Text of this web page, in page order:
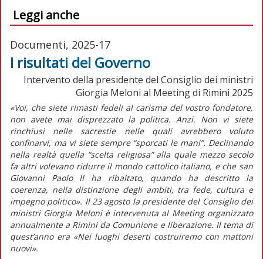
Leggi anche
Documenti, 2025-17
I risultati del Governo
Intervento della presidente del Consiglio dei ministri
Giorgia Meloni al Meeting di Rimini 2025
«Voi, che siete rimasti fedeli al carisma del vostro fondatore,
non avete mai disprezzato la politica. Anzi. Non vi siete
rinchiusi nelle sacrestie nelle quali avrebbero voluto
confinarvi, ma vi siete sempre “sporcati le mani”. Declinando
nella realtà quella “scelta religiosa” alla quale mezzo secolo
fa altri volevano ridurre il mondo cattolico italiano, e che san
Giovanni Paolo II ha ribaltato, quando ha descritto la
coerenza, nella distinzione degli ambiti, tra fede, cultura e
impegno politico». Il 23 agosto la presidente del Consiglio dei
ministri Giorgia Meloni è intervenuta al Meeting organizzato
annualmente a Rimini da Comunione e liberazione. Il tema di
quest’anno era «Nei luoghi deserti costruiremo con mattoni
nuovi».